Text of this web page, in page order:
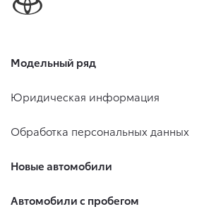
Модельный ряд
Юридическая информация
Обработка персональных данных
Новые автомобили
Автомобили с пробегом